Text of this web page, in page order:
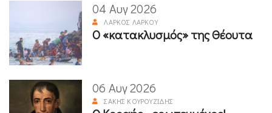
04 Αυγ 2026
ΛΆΡΚΟΣ ΛΆΡΚΟΥ
Ο «κατακλυσμός» της Θέουτα
06 Αυγ 2026
ΣΆΚΗΣ ΚΟΥΡΟΥΖΊΔΗΣ